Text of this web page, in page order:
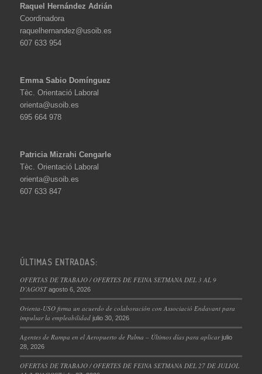
Raquel Hernández Adrián
Coordinadora
raquelhernandez@usoib.es
607 633 954
Emma Sabio Domínguez
Tèc. Orientació Laboral
orienta@usoib.es
695 664 978
Patricia Mizrahi Cengarle
Tèc. Orientació Laboral
orienta@usoib.es
607 633 847
ÚLTIMAS ENTRADAS:
OFERTAS DE TRABAJO / OFERTES DE FEINA SETMANA DEL 3 AL 9
D’AGOST agosto 6, 2026
Orienta-USO firma un acuerdo de colaboración con Associació Endavant para
impulsar la empleabilidad julio 30, 2026
Agentes de Rampa en el Aeropuerto de Palma – Últimos días para aplicar julio
28, 2026
OFERTAS DE TRABAJO / OFERTES DE FEINA SETMANA DEL 27 DE JULIOL